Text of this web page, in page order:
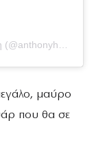
μαύρο
που θα σε